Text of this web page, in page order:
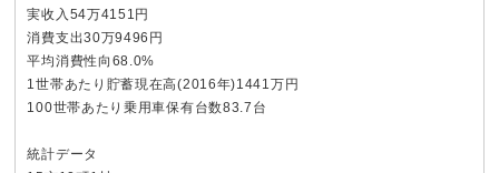
実收入54万4151円
消費支出30万9496円
平均消費性向68.0%
1世帯あたり貯蓄現在高(2016年)1441万円
100世帯あたり乗用車保有台数83.7台
統計データ